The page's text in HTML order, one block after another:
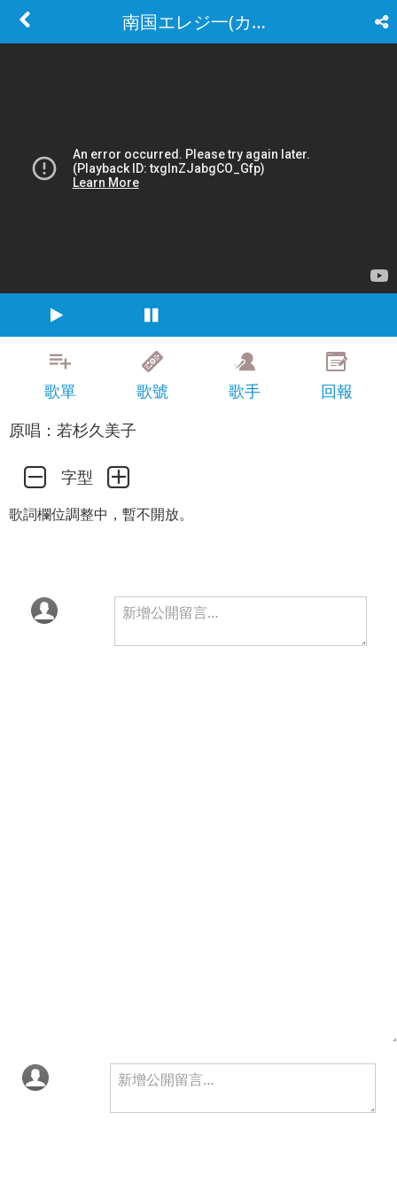
南国エレジ一(カラ)
歌單 歌號 歌手
回報
原唱：若杉久美子
字型
歌詞欄位調整中，暫不開放。